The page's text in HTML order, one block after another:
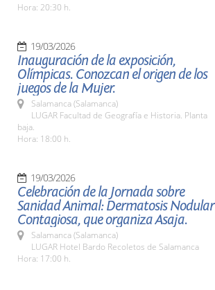
Hora: 20:30 h.
19/03/2026
Inauguración de la exposición,
Olímpicas. Conozcan el origen de los
juegos de la Mujer.
Salamanca (Salamanca)
LUGAR Facultad de Geografía e Historia. Planta
baja.
Hora: 18:00 h.
19/03/2026
Celebración de la Jornada sobre
Sanidad Animal: Dermatosis Nodular
Contagiosa, que organiza Asaja.
Salamanca (Salamanca)
LUGAR Hotel Bardo Recoletos de Salamanca
Hora: 17:00 h.